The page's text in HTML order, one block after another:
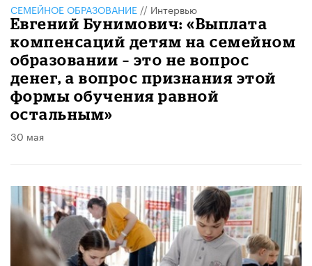
СЕМЕЙНОЕ ОБРАЗОВАНИЕ // Интервью
Евгений Бунимович: «Выплата
компенсаций детям на семейном
образовании – это не вопрос
денег, а вопрос признания этой
формы обучения равной
остальным»
30 мая